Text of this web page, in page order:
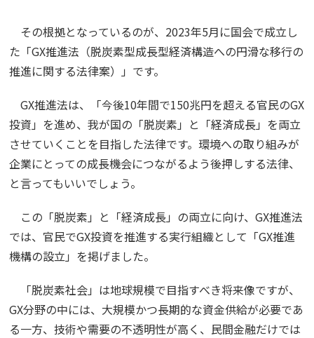
その根拠となっているのが、2023年5月に国会で成立し
た「GX推進法（脱炭素型成長型経済構造への円滑な移行の
推進に関する法律案）」です。
GX推進法は、「今後10年間で150兆円を超える官民のGX
投資」を進め、我が国の「脱炭素」と「経済成長」を両立
させていくことを目指した法律です。環境への取り組みが
企業にとっての成長機会につながるよう後押しする法律、
と言ってもいいでしょう。
この「脱炭素」と「経済成長」の両立に向け、GX推進法
では、官民でGX投資を推進する実行組織として「GX推進
機構の設立」を掲げました。
「脱炭素社会」は地球規模で目指すべき将来像ですが、
GX分野の中には、大規模かつ長期的な資金供給が必要であ
る一方、技術や需要の不透明性が高く、民間金融だけでは